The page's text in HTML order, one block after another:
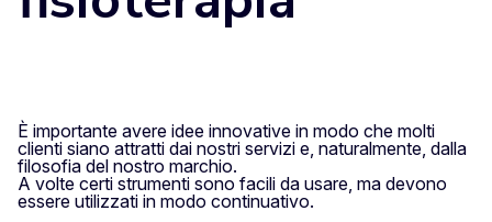
È importante avere idee innovative in modo che molti
clienti siano attratti dai nostri servizi e, naturalmente, dalla
filosofia del nostro marchio.
A volte certi strumenti sono facili da usare, ma devono
essere utilizzati in modo continuativo.